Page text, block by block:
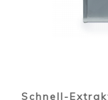
Schnell-